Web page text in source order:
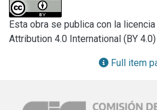
Esta obra se publica con la
Attribution 4.0 International (BY 4.0)
Full item